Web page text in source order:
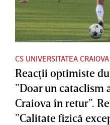
CS UNIVERSITATEA CRAIOVA
Reacţii optimiste
”Doar un cataclism
Craiova în retur”.
”Calitate fizică